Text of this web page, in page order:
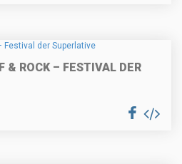
& ROCK – FESTIVAL DER